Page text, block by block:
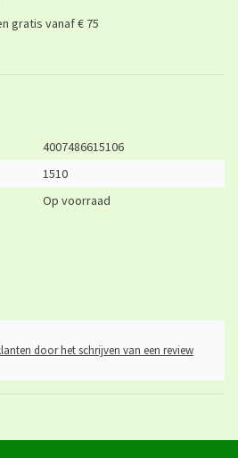
gratis vanaf € 75
4007486615106
1510
Op voorraad
door het schrijven van een review